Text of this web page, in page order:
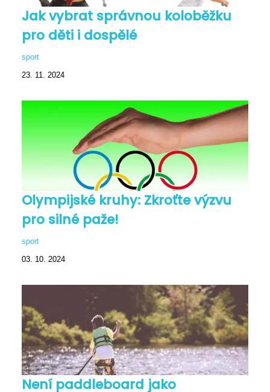
Jak vybrat správnou koloběžku
pro děti i dospělé
sport
23. 11. 2024
Olympijské kruhy: Zkroťte výzvu
pro silné paže!
sport
03. 10. 2024
Není paddleboard jako